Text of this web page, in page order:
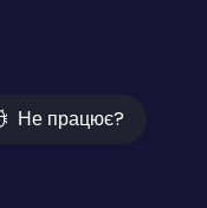
Не працює?